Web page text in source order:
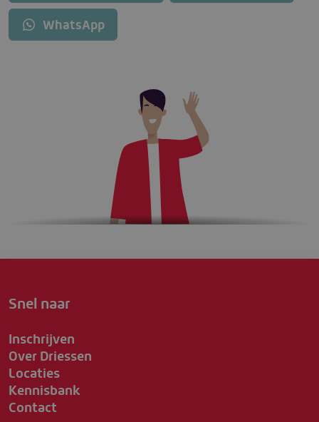
WhatsApp
Snel naar
Inschrijven
Over Driessen
Locaties
Kennisbank
Contact